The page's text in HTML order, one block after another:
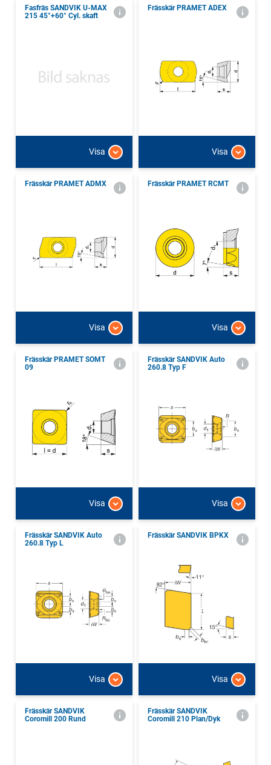
Fasfräs SANDVIK U-MAX
215 45°+60° Cyl. skaft
Visa
Frässkär PRAMET ADEX
Visa
Frässkär PRAMET ADMX
Visa
Frässkär PRAMET RCMT
Visa
Frässkär PRAMET SOMT
09
Visa
Frässkär SANDVIK Auto
260.8 Typ F
Visa
Frässkär SANDVIK Auto
260.8 Typ L
Visa
Frässkär SANDVIK BPKX
Visa
Frässkär SANDVIK
Coromill 200 Rund
Frässkär SANDVIK
Coromill 210 Plan/Dyk